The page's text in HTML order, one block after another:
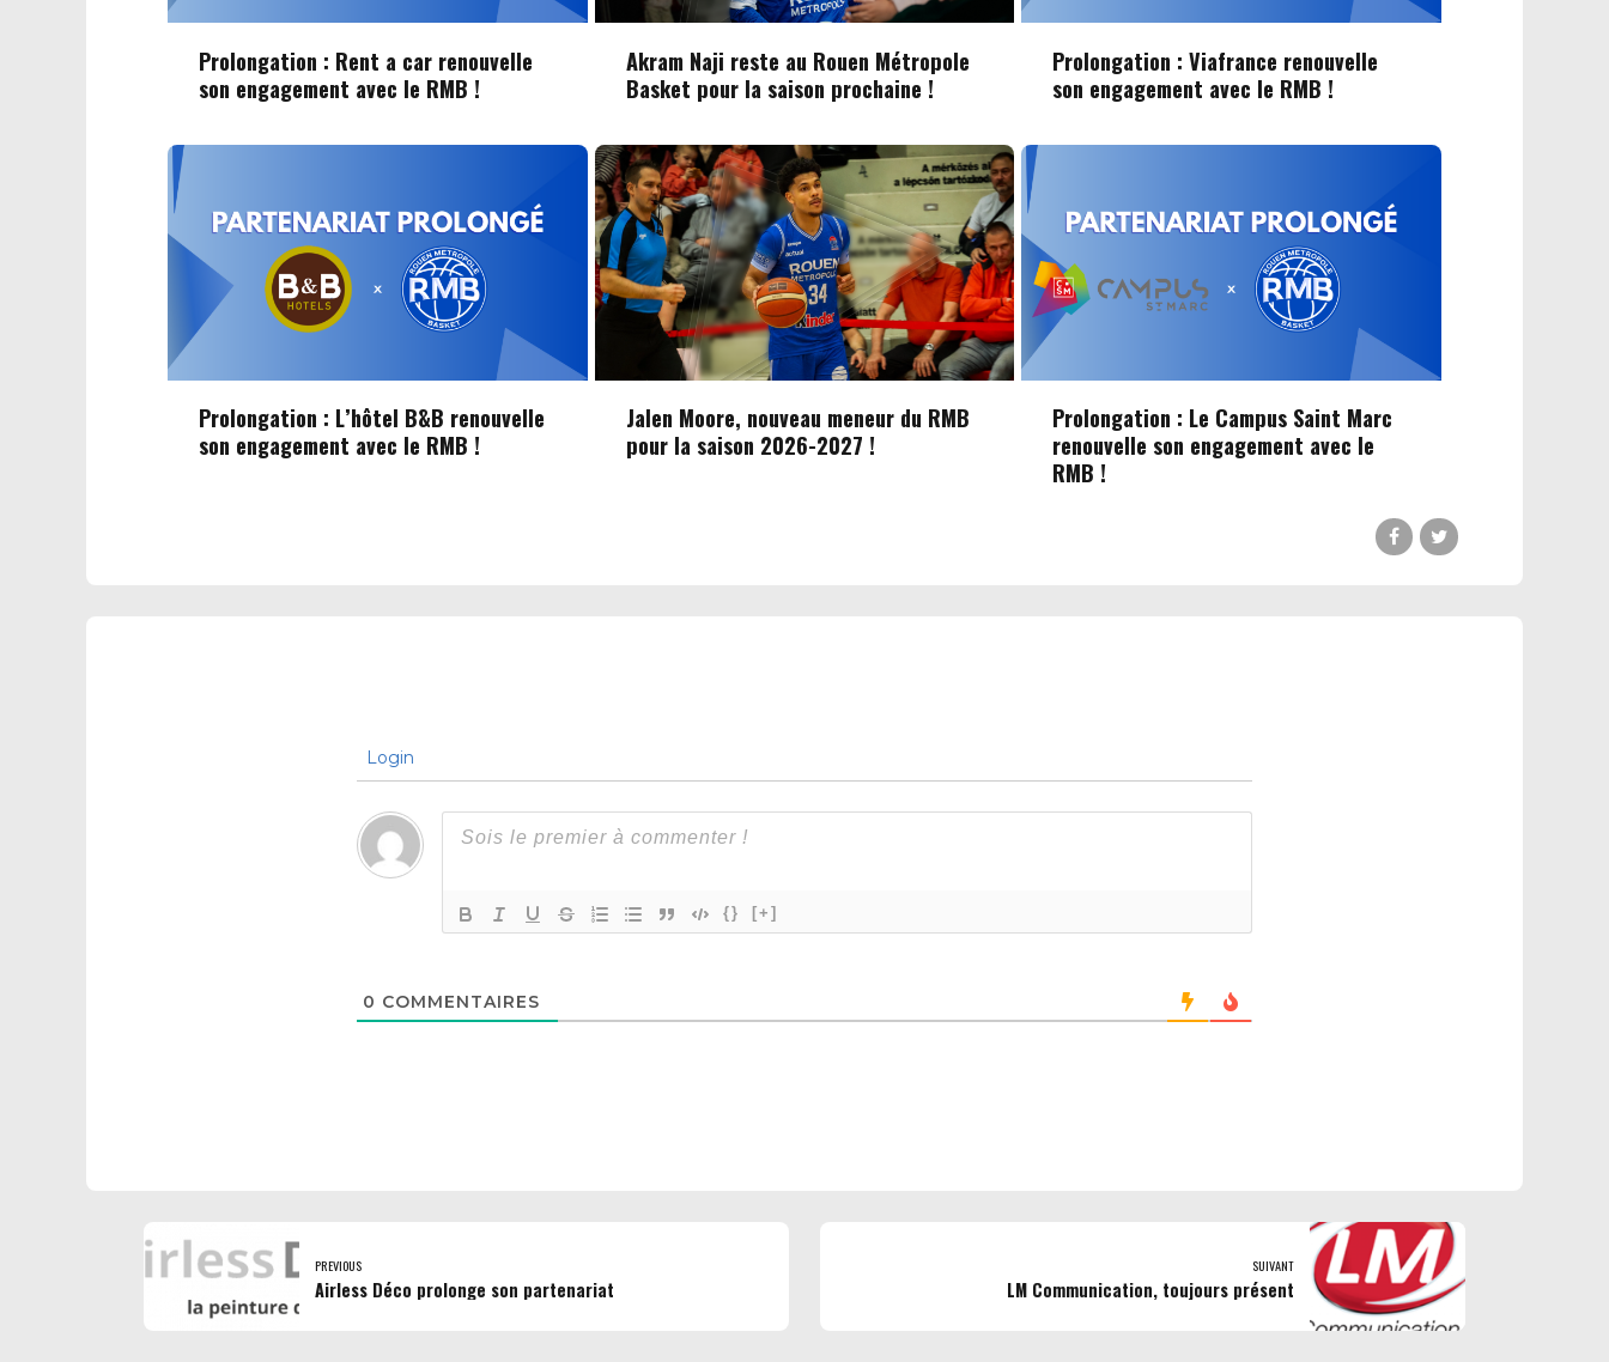
Prolongation : Rent a car renouvelle
son engagement avec le RMB !
Akram Naji reste au Rouen Métropole
Basket pour la saison prochaine !
Prolongation : Viafrance renouvelle
son engagement avec le RMB !
Prolongation : L’hôtel B&B renouvelle
son engagement avec le RMB !
Jalen Moore, nouveau meneur du RMB
pour la saison 2026-2027 !
Prolongation : Le Campus Saint Marc
renouvelle son engagement avec le
RMB !
Login
{} [+]
0 COMMENTAIRES
PREVIOUS
Airless Déco prolonge son partenariat
SUIVANT
LM Communication, toujours présent